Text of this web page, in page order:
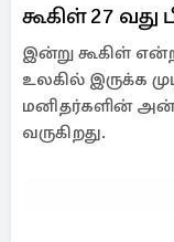
கூகிள் 27 வது
இன்று கூகிள்
உலகில் இருக்க
மனிதர்களின்
வருகிறது.